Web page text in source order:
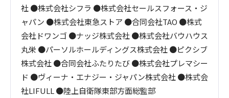
社 ●株式会社シフラ ●株式会社セールスフォース・ジ
ャパン ●株式会社東急ストア ●合同会社TAO ●株式
会社ドワンゴ ●ナッジ株式会社 ●株式会社バウハウス
丸栄 ●パーソルホールディングス株式会社 ●ピクシブ
株式会社 ●合同会社ふたりたび ●株式会社プレマシー
ド ●ヴィーナ・エナジー・ジャパン株式会社 ●株式会
社LIFULL ●陸上自衛隊東部方面総監部